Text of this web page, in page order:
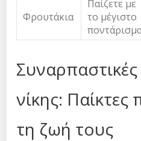
Φρουτάκια
Παίζετε με
το μέγιστο
Συναρπαστικές
νίκης:
τη ζωή τους